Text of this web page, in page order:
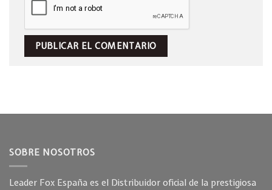
SOBRE NOSOTROS
Leader Fox España es el Distribuidor oficial de la prestigiosa